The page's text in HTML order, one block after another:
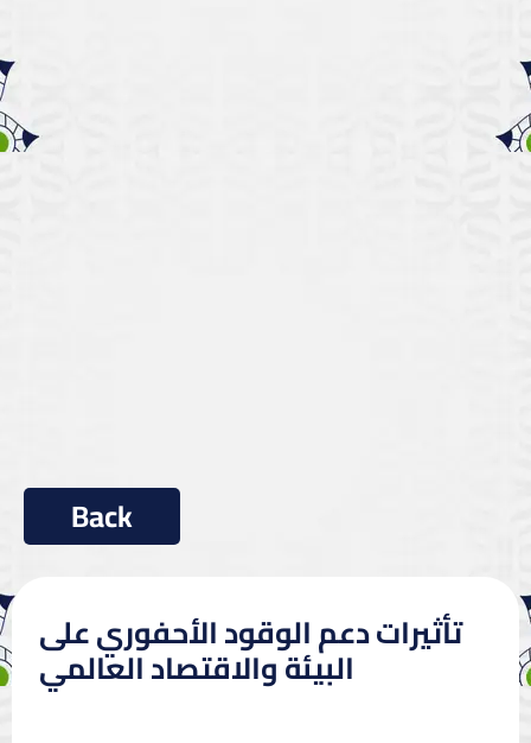
تأثيرات دعم الوقود الأحفوري على
البيئة والاقتصاد العالمي